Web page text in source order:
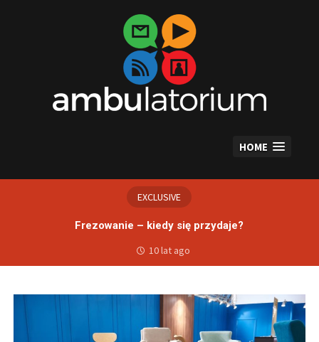
content
HOME
EXCLUSIVE
Frezowanie – kiedy się przydaje?
10 lat ago